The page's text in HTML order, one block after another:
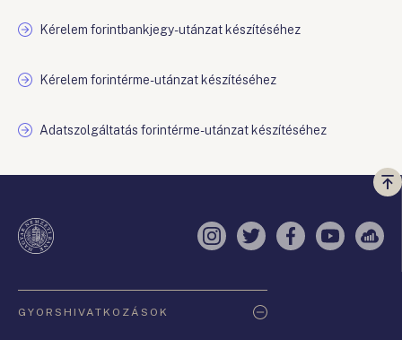
Kérelem forintbankjegy-utánzat készítéséhez
Kérelem forintérme-utánzat készítéséhez
Adatszolgáltatás forintérme-utánzat készítéséhez
a
Instagram
TwitterFacebook
YouTube
GYORSHIVATKOZÁSOK